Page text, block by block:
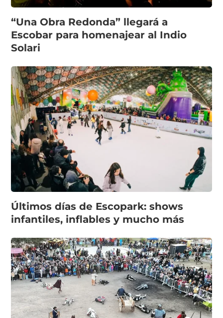
“Una Obra Redonda” llegará a
Escobar para homenajear al Indio
Solari
Últimos días de Escopark: shows
infantiles, inflables y mucho más